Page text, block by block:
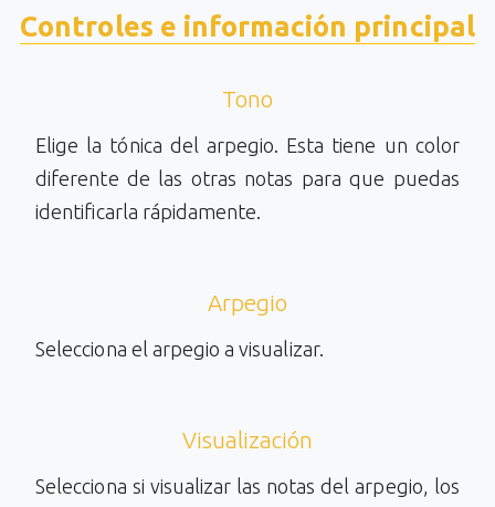
Controles e información principal
Tono
Elige la tónica del arpegio. Esta tiene un color
diferente de las otras notas para que puedas
identificarla rápidamente.
Arpegio
Selecciona el arpegio a visualizar.
Visualización
Selecciona si visualizar las notas del arpegio, los